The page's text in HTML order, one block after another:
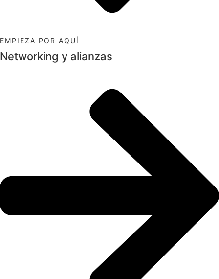
EMPIEZA POR AQUÍ
Networking y alianzas